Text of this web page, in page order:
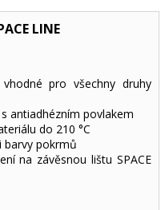
LINE
pro všechny druhy
antiadhézním povlakem
do 210 °C
barvy pokrmů
na závěsnou lištu SPACE